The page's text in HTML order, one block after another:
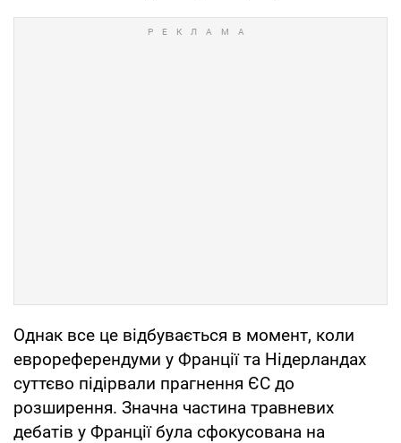
Однак все це відбувається в момент, коли
еврореферендуми у Франції та Нідерландах
суттєво підірвали прагнення ЄС до
розширення. Значна частина травневих
дебатів у Франції була сфокусована на